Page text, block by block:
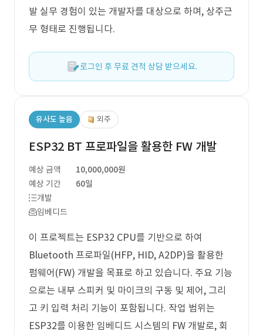
발 실무 경험이 있는 개발자를 대상으로 하며, 상주근
무 형태로 진행됩니다.
로그인 후 무료 견적 상담 받으세요.
유사도 높음 외주
ESP32 BT 프로파일을 활용한 FW 개발
예상 금액
10,000,000원
예상 기간
60일
개발
임베디드
이 프로젝트는 ESP32 CPU를 기반으로 하여
Bluetooth 프로파일(HFP, HID, A2DP)을 활용한
펌웨어(FW) 개발을 목표로 하고 있습니다. 주요 기능
으로는 내부 스피커 및 마이크의 구동 및 제어, 그리
고 키 입력 처리 기능이 포함됩니다. 작업 범위는
ESP32를 이용한 임베디드 시스템의 FW 개발로, 회